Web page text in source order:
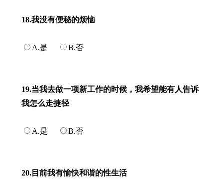
18.我没有便秘的烦恼
A.是 B.否
19.当我去做一项新工作的时候，我希望能有人告诉
我怎么走捷径
A.是 B.否
20.目前我有愉快和谐的性生活